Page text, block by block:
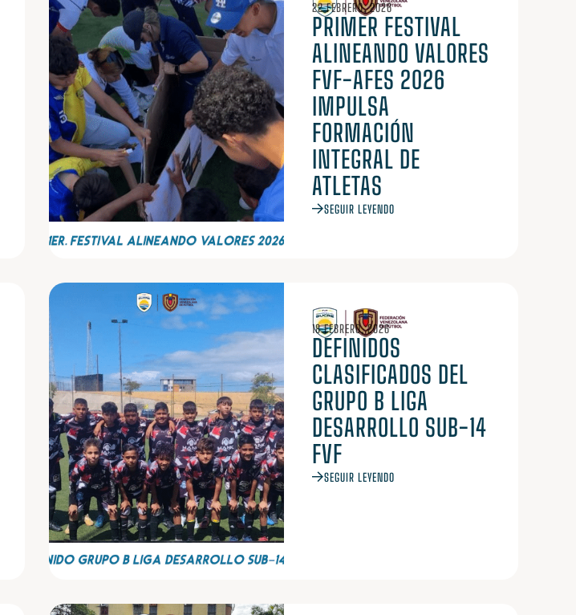
22 FEBRERO, 2026
PRIMER FESTIVAL
ALINEANDO VALORES
FVF-AFES 2026
IMPULSA
FORMACIÓN
INTEGRAL DE
ATLETAS
SEGUIR LEYENDO
18 FEBRERO, 2026
DEFINIDOS
CLASIFICADOS DEL
GRUPO B LIGA
DESARROLLO SUB-14
FVF
SEGUIR LEYENDO